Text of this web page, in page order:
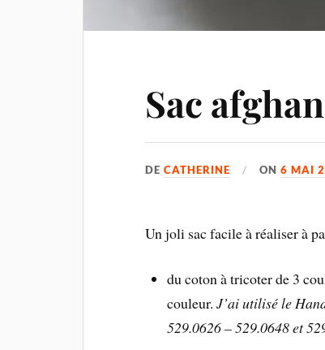
Sac
DECATHERINE ON6 MAI
Un joli sac facile à réaliser à
du coton à tricoter de 3
couleur. J’ai utilisé le
529.0626 – 529.0648 et